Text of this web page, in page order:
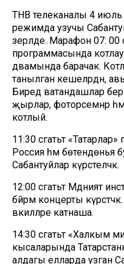
ТНВ телеканалы 4 июль
режимда узучы
әзерләде. Марафон 07: 00
программасында
дәвамында барачак.
танылган кешеләрдән,
Биредә ватандашлар
җырлар, фоторәсемнәр
котлый.
11:30 сәгатьтә
Россия һәм бөтендөнья
Сабантуйлар күрсәтеләчәк.
12:00 сәгатьтә Мәдәният
бәйрәм концерты
вәкилләре катнаша.
14:30 сәгатьтә «Халкым
кысаларында
алдагы елларда узган